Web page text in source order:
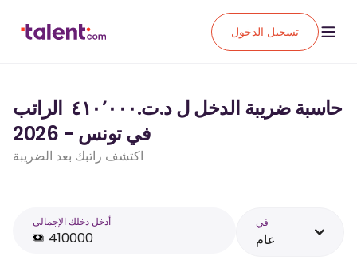
تسجيل الدخول
حاسبة ضريبة الدخل ل د.ت.‏٤١٠٬٠٠٠ ‏ الراتب
في تونس - 2026
اكتشف راتبك بعد الضريبة
أَدخل دخلك الإجمالي في
عام